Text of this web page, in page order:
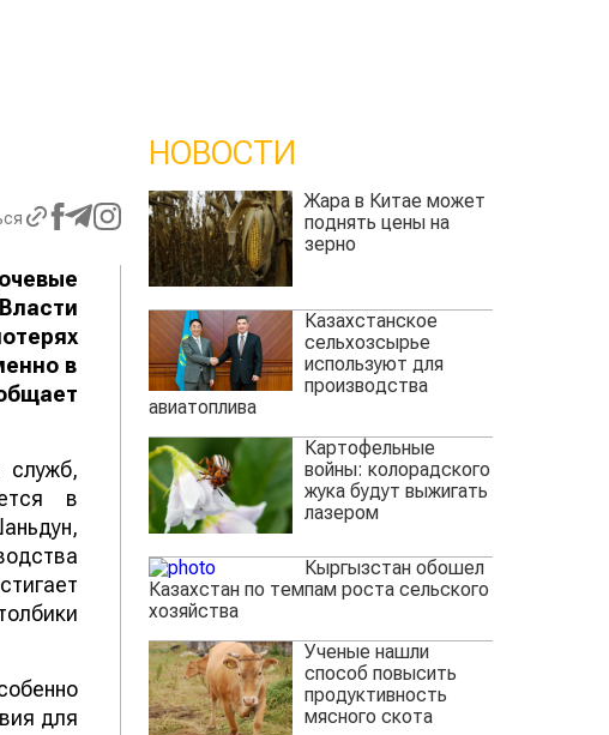
в
служб,
в
для
НОВОСТИ
Жара в Китае может
поднять цены на
зерно
Казахстанское
сельхозсырье
используют для
производства
авиатоплива
Картофельные
войны: колорадского
жука будут выжигать
лазером
Кыргызстан обошел
Казахстан по темпам роста сельского
хозяйства
Ученые нашли
способ повысить
продуктивность
мясного скота